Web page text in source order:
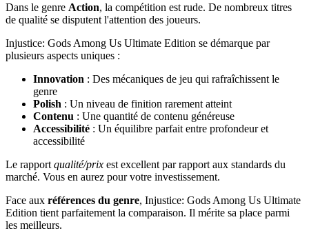
Dans le genre Action, la compétition est rude. De nombreux titres
de qualité se disputent l'attention des joueurs.
Injustice: Gods Among Us Ultimate Edition se démarque par
plusieurs aspects uniques :
Innovation : Des mécaniques de jeu qui rafraîchissent le
genre
Polish : Un niveau de finition rarement atteint
Contenu : Une quantité de contenu généreuse
Accessibilité : Un équilibre parfait entre profondeur et
accessibilité
Le rapport qualité/prix est excellent par rapport aux standards du
marché. Vous en aurez pour votre investissement.
Face aux références du genre, Injustice: Gods Among Us Ultimate
Edition tient parfaitement la comparaison. Il mérite sa place parmi
les meilleurs.